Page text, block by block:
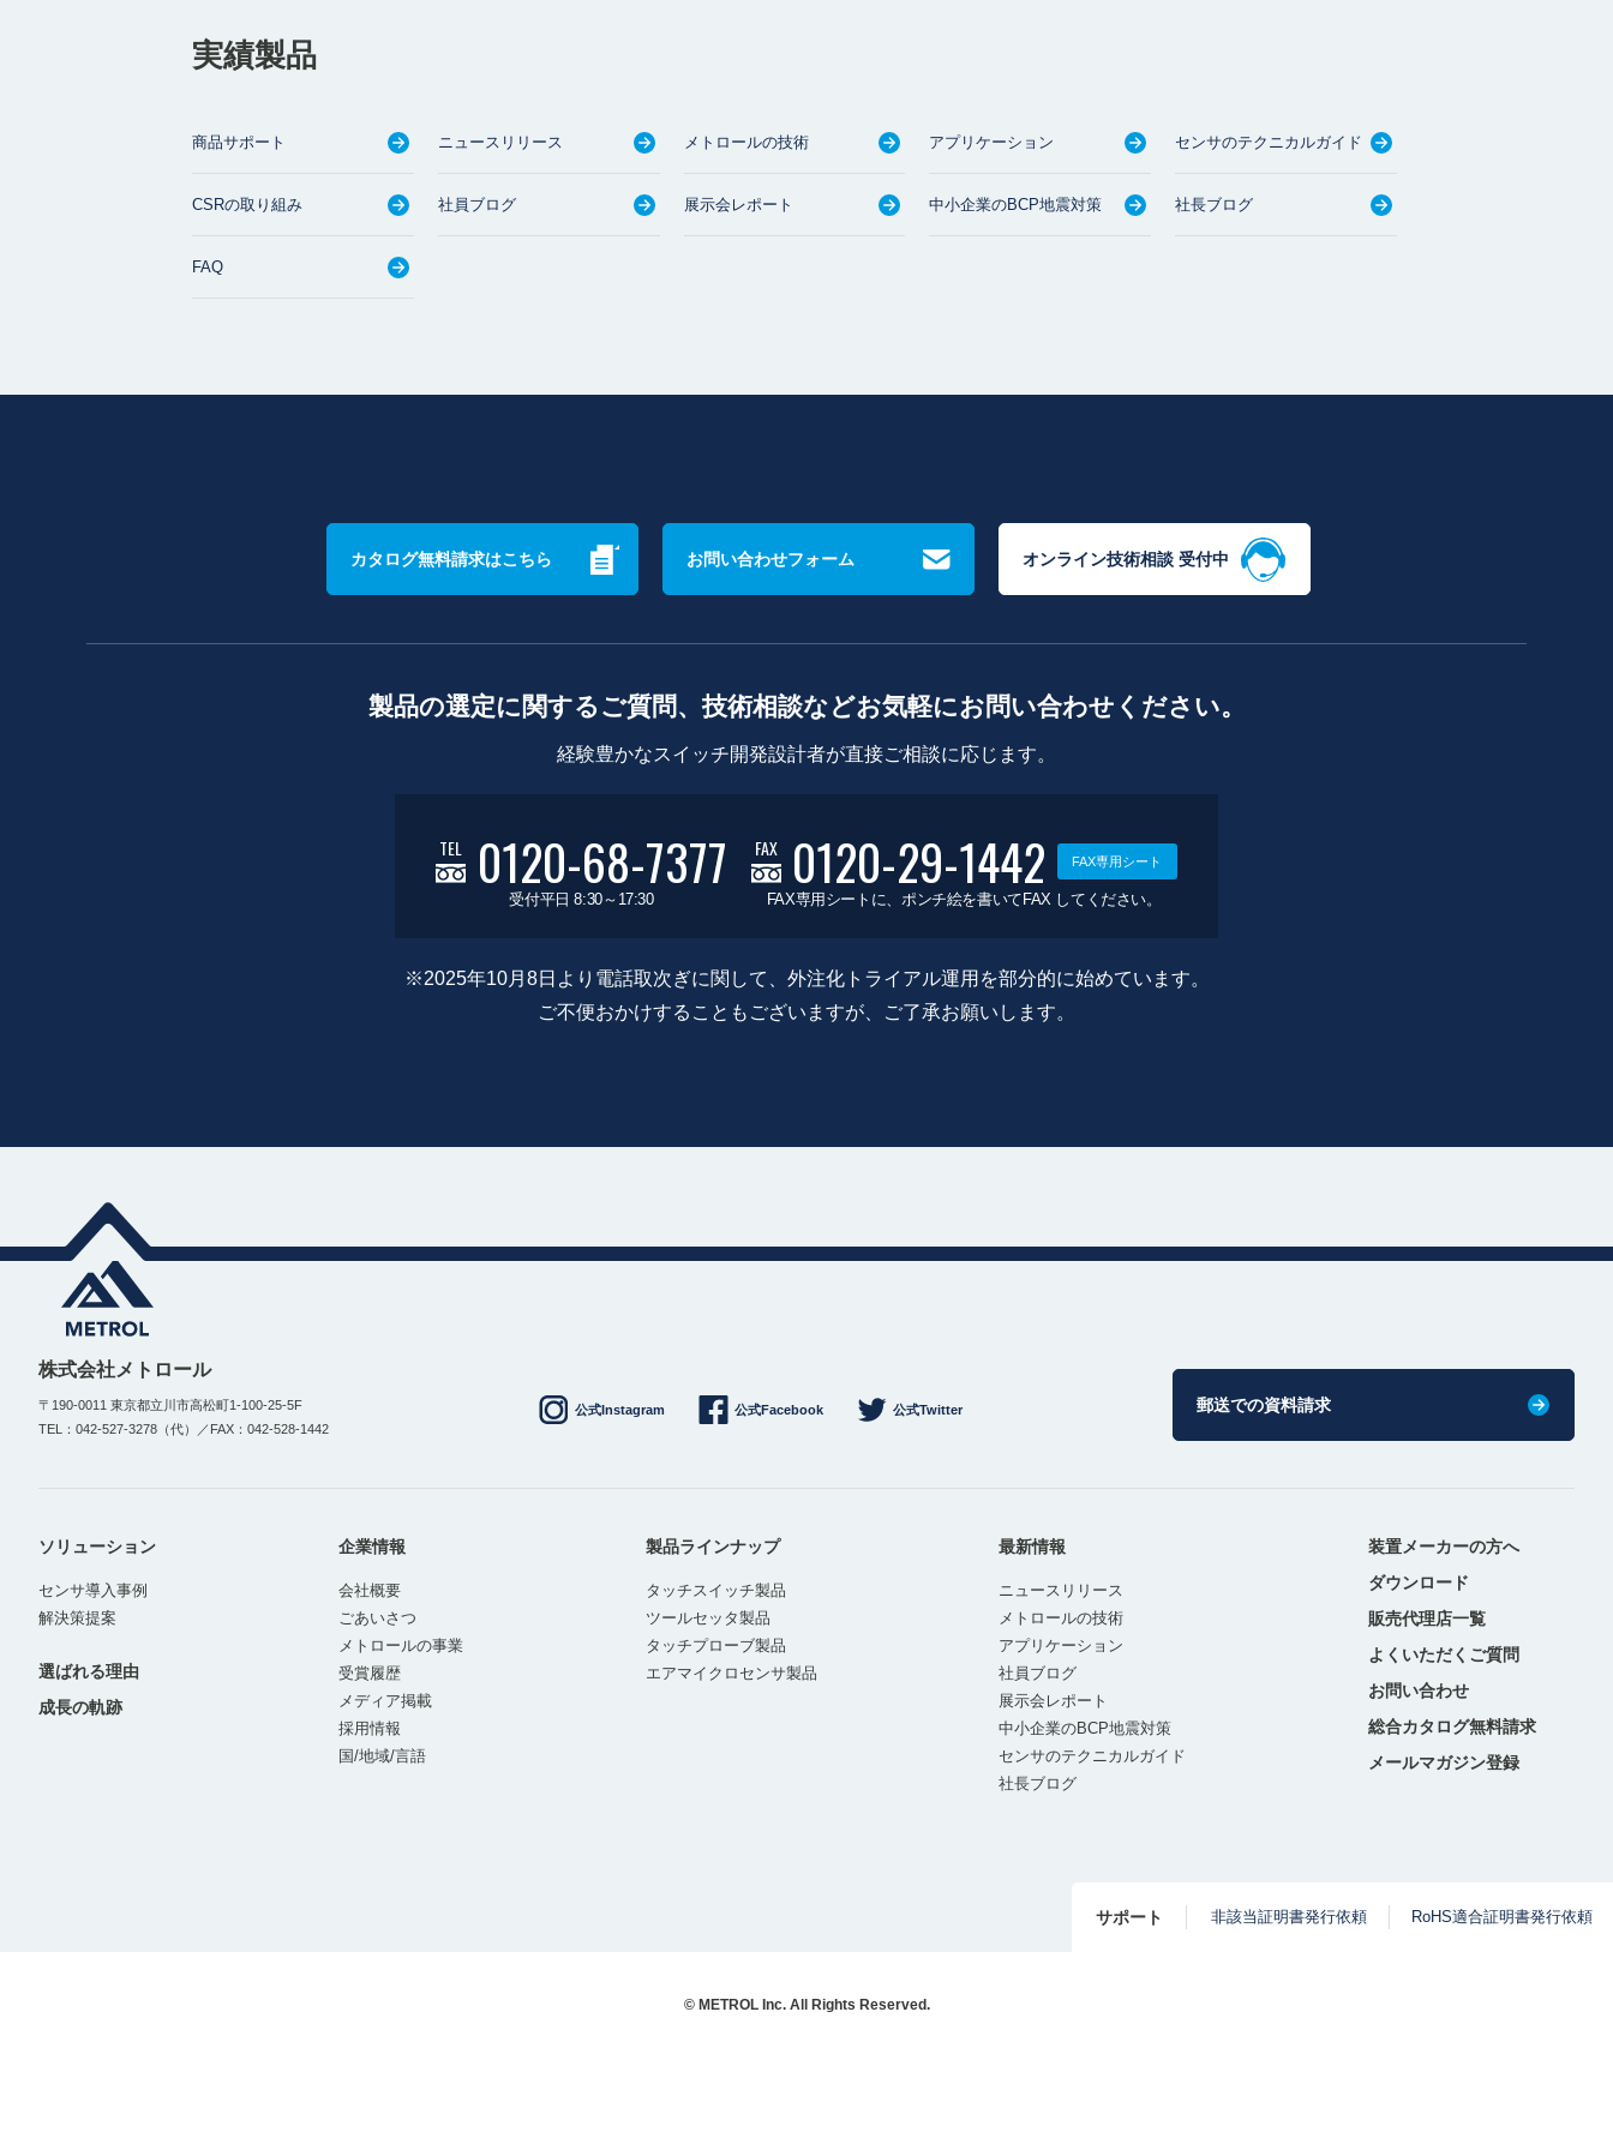
実績製品
商品サポート ニュースリリース メトロールの技術 アプリケーション センサのテクニカルガイド
CSRの取り組み 社員ブログ 展示会レポート 中小企業のBCP地震対策 社長ブログ
FAQ
カタログ無料請求はこちら お問い合わせフォーム オンライン技術相談 受付中
製品の選定に関するご質問、技術相談などお気軽にお問い合わせください。
経験豊かなスイッチ開発設計者が直接ご相談に応じます。
TEL 0120-68-7377
受付平日 8:30～17:30
FAX 0120-29-1442 FAX専用シート
FAX専用シートに、ポンチ絵を書いてFAX してください。
※2025年10月8日より電話取次ぎに関して、外注化トライアル運用を部分的に始めています。
ご不便おかけすることもございますが、ご了承お願いします。
株式会社メトロール
〒190-0011 東京都立川市高松町1-100-25-5F
TEL：042-527-3278（代）／FAX：042-528-1442
公式Instagram 公式Facebook 公式Twitter 郵送での資料請求
ソリューション
センサ導入事例
解決策提案
選ばれる理由
成長の軌跡
企業情報
会社概要
ごあいさつ
メトロールの事業
受賞履歴
メディア掲載
採用情報
国/地域/言語
製品ラインナップ
タッチスイッチ製品
ツールセッタ製品
タッチプローブ製品
エアマイクロセンサ製品
最新情報
ニュースリリース
メトロールの技術
アプリケーション
社員ブログ
展示会レポート
中小企業のBCP地震対策
センサのテクニカルガイド
社長ブログ
装置メーカーの方へ
ダウンロード
販売代理店一覧
よくいただくご質問
お問い合わせ
総合カタログ無料請求
メールマガジン登録
サポート 非該当証明書発行依頼 RoHS適合証明書発行依頼
© METROL Inc. All Rights Reserved.